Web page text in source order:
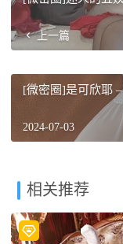
上一篇
[微密圈]是可欣耶
2024-07-03
相关推荐